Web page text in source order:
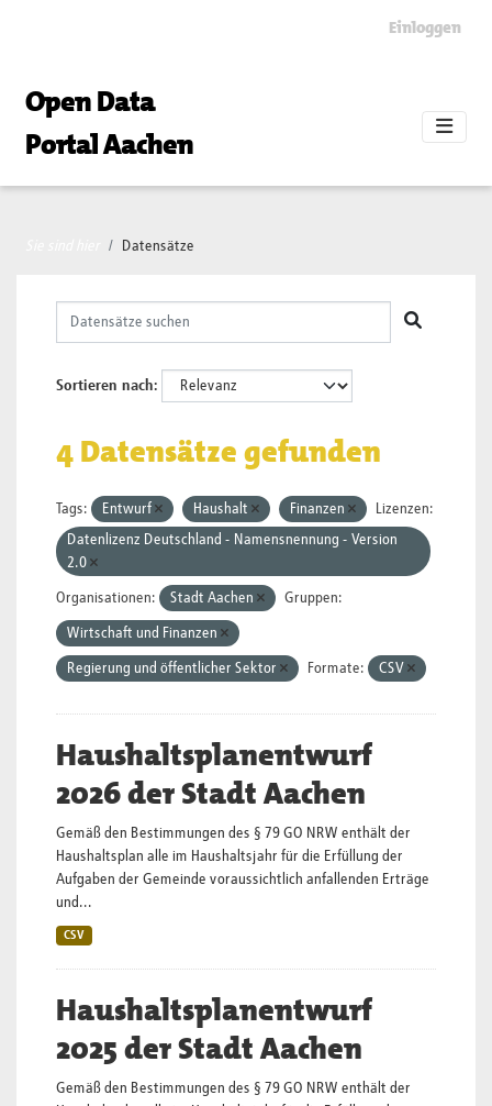
Einloggen
Open Data
Portal Aachen
Datensätze
Sortieren nach
4 Datensätze gefunden
Tags: Entwurf Haushalt Finanzen
Lizenzen:
Datenlizenz Deutschland - Namensnennung - Version
2.0
Organisationen: Stadt Aachen Gruppen:
Wirtschaft und Finanzen
Regierung und öffentlicher Sektor Formate: CSV
Haushaltsplanentwurf
2026 der Stadt Aachen
Gemäß den Bestimmungen des § 79 GO NRW enthält der
Haushaltsplan alle im Haushaltsjahr für die Erfüllung der
Aufgaben der Gemeinde voraussichtlich anfallenden Erträge
und...
CSV
Haushaltsplanentwurf
2025 der Stadt Aachen
Gemäß den Bestimmungen des § 79 GO NRW enthält der